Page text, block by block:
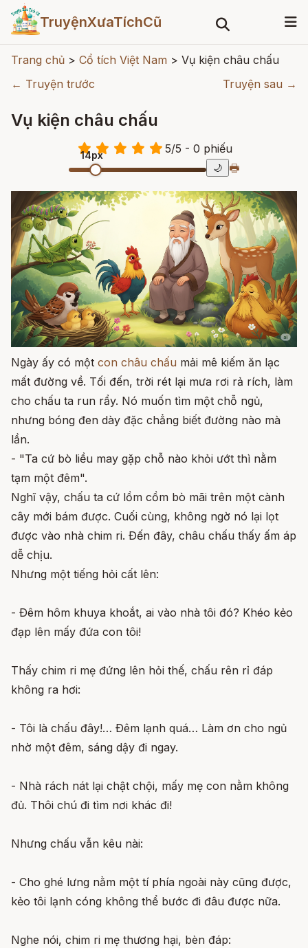
TruyệnXưaTíchCũ
Trang chủ > Cổ tích Việt Nam > Vụ kiện châu chấu
← Truyện trước
Truyện sau →
Vụ kiện châu chấu
5/5 - 0 phiếu
14px
🌙 🖶
Ngày ấy có một con châu chấu mải mê kiếm ăn lạc
mất đường về. Tối đến, trời rét lại mưa rơi rả rích, làm
cho chấu ta run rẩy. Nó muốn tìm một chỗ ngủ,
nhưng bóng đen dày đặc chẳng biết đường nào mà
lần.
- "Ta cứ bò liều may gặp chỗ nào khỏi ướt thì nằm
tạm một đêm".
Nghĩ vậy, chấu ta cứ lồm cồm bò mãi trên một cành
cây mới bám được. Cuối cùng, không ngờ nó lại lọt
được vào nhà chim ri. Ðến đây, châu chấu thấy ấm áp
dễ chịu.
Nhưng một tiếng hỏi cất lên:
- Ðêm hôm khuya khoắt, ai vào nhà tôi đó? Khéo kẻo
đạp lên mấy đứa con tôi!
Thấy chim ri mẹ đứng lên hỏi thế, chấu rên rỉ đáp
không ra hơi:
- Tôi là chấu đây!… Ðêm lạnh quá… Làm ơn cho ngủ
nhờ một đêm, sáng dậy đi ngay.
- Nhà rách nát lại chật chội, mấy mẹ con nằm không
đủ. Thôi chú đi tìm nơi khác đi!
Nhưng chấu vẫn kêu nài:
- Cho ghé lưng nằm một tí phía ngoài này cũng được,
kẻo tôi lạnh cóng không thể bước đi đâu được nữa.
Nghe nói, chim ri mẹ thương hại, bèn đáp: